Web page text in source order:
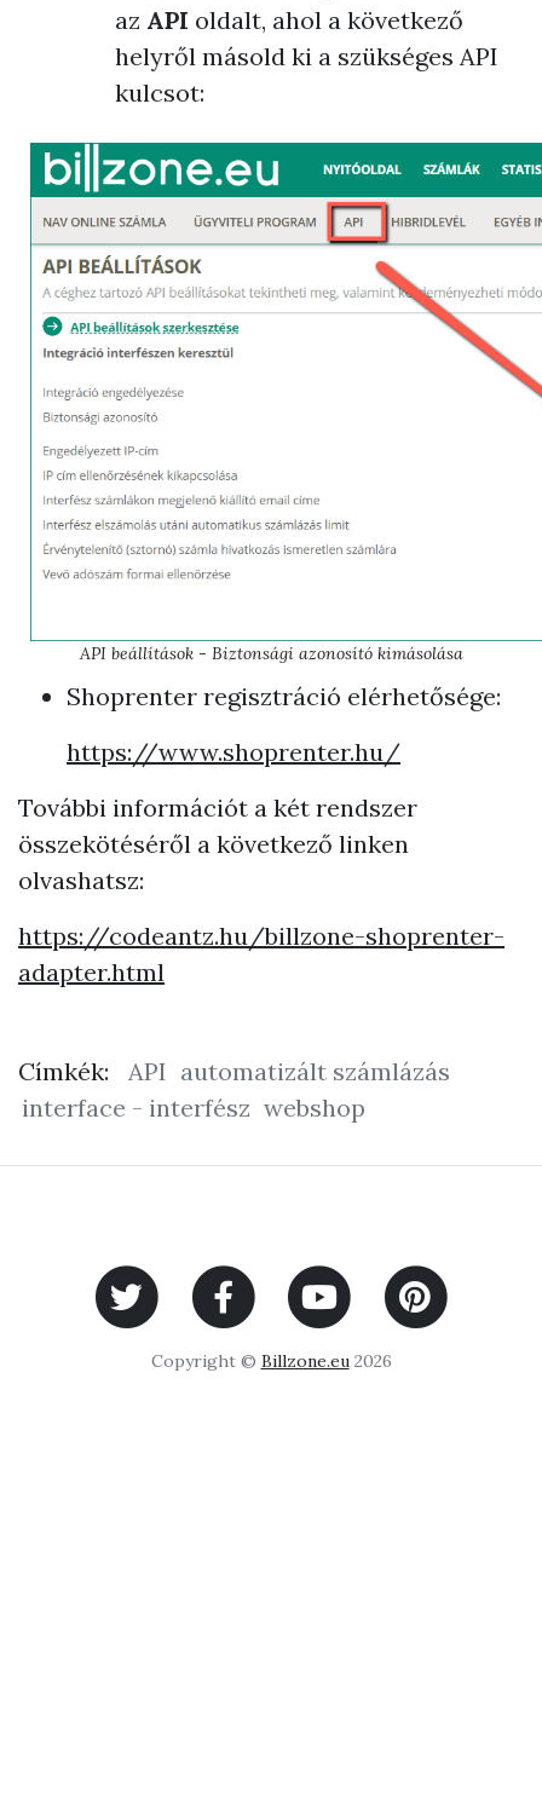
az API oldalt, ahol a következő
helyről másold ki a szükséges API
kulcsot:
API beállítások - Biztonsági azonosító kimásolása
Shoprenter regisztráció elérhetősége:
https://www.shoprenter.hu/
További információt a két rendszer
összekötéséről a következő linken
olvashatsz:
https://codeantz.hu/billzone-shoprenter-
adapter.html
Címkék: API automatizált számlázás
interface - interfész webshop
Copyright © Billzone.eu2026